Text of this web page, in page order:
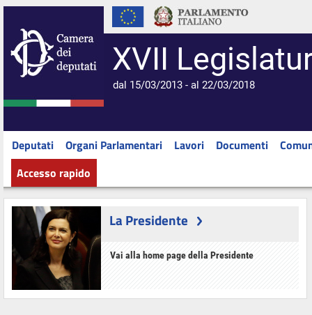
XVII
dal 15/03/2013 - al 22/03/2018
Deputati Organi Parlamentari Lavori Documenti
Accesso rapido
La Presidente
Vai alla home page della Presidente